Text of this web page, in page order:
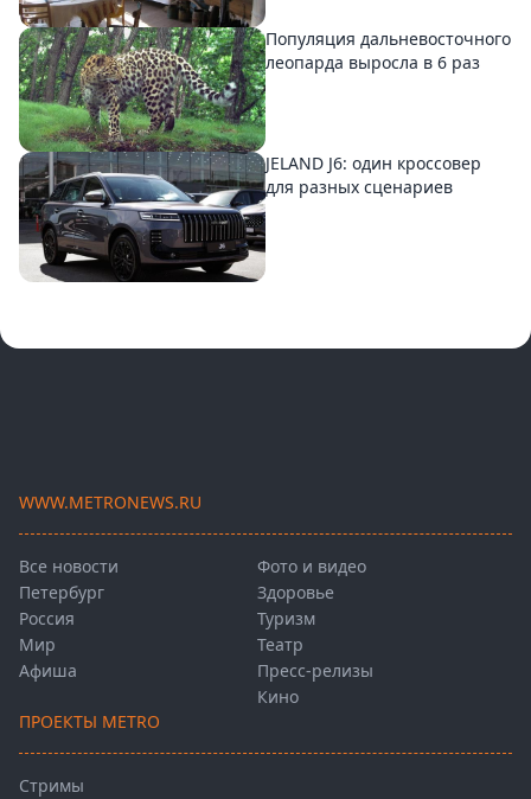
Популяция дальневосточного
леопарда выросла в 6 раз
JELAND J6: один кроссовер
для разных сценариев
WWW.METRONEWS.RU
Все новости
Петербург
Россия
Мир
Афиша
Фото и видео
Здоровье
Туризм
Театр
Пресс-релизы
Кино
ПРОЕКТЫ METRO
Стримы